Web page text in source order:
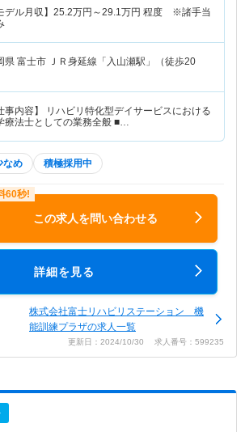
デル月収】 25.2万円～29.1 万円 程度 ※諸手当
県 富士市
ＪＲ身延線「入山瀬駅」（徒歩20
事内容】 リハビリ特化型デイサービスにおける
療法士としての業務全般 ■…
なめ 積極採用中
この求人を問い合わせる
詳細を見る
株式会社富士リハビリステーション 機
能訓練プラザの求人一覧
更新日：2024/10/30 求人番号：599235